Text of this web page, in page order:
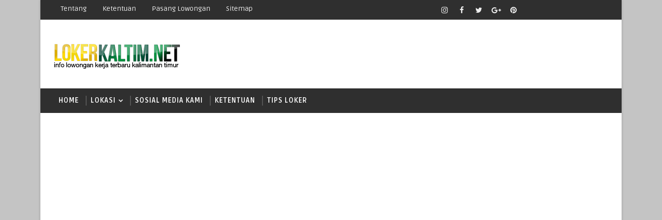
Tentang Ketentuan Pasang Lowongan Sitemap
HOME LOKASI SOSIAL MEDIA KAMI KETENTUAN TIPS LOKER